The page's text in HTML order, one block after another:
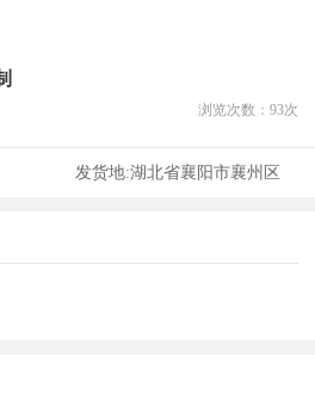
浏览次数： 93次
发货地:湖北省襄阳市襄州区